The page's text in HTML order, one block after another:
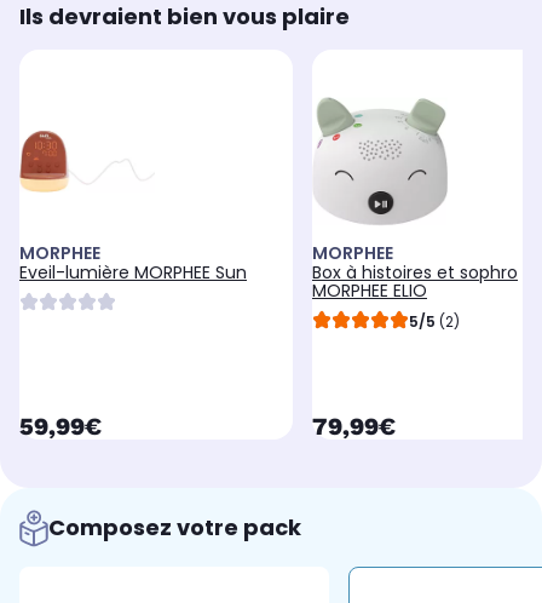
Ils devraient bien vous plaire
MORPHEE
Eveil-lumière MORPHEE Sun
currentPrice
59,99€
MORPHEE
Box à histoires et sophro
MORPHEE ELIO
5/5 (2)
currentPrice
79,99€
Composez votre pack